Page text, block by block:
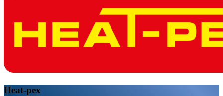
Heat-pex